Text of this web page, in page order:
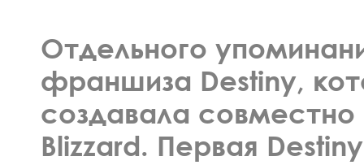
Отдельного
франшиза Destiny,
создавала
Blizzard. Первая